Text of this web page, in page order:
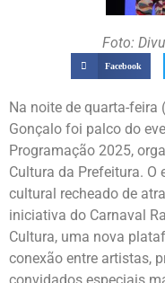
Foto:
Facebook
Na noite de quarta-
Gonçalo foi palco do
Programação 2025,
Cultura da Prefeitura. O
cultural recheado de
iniciativa do Carnaval
Cultura, uma nova
conexão entre artistas,